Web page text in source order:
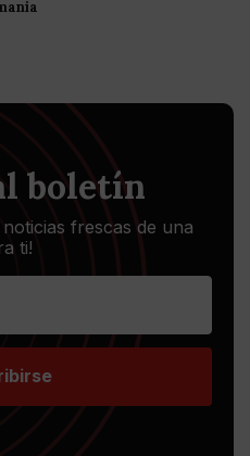
boletín
frescas de una
ti!